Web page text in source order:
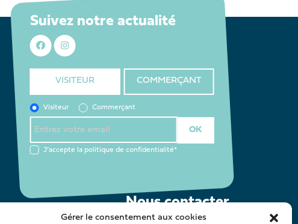
Gérer le consentement aux cookies
Suivez notre actualité
VISITEUR COMMERÇANT
Visiteur Commerçant
J’accepte la politique de confidentialité*
Nous contacter